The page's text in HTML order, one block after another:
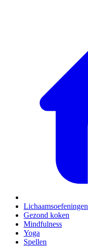
Lichaamsoefeningen
Gezond koken
Mindfulness
Yoga
Spellen